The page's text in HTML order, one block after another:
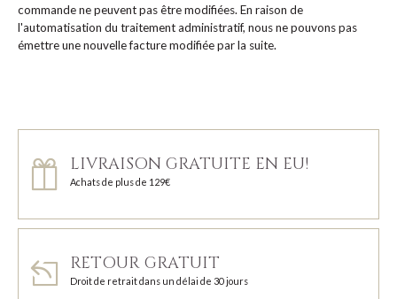
commande ne peuvent pas être modifiées. En raison de
l'automatisation du traitement administratif, nous ne pouvons pas
émettre une nouvelle facture modifiée par la suite.
LIVRAISON GRATUITE EN EU!
Achats de plus de 129€
RETOUR GRATUIT
Droit de retrait dans un délai de 30 jours